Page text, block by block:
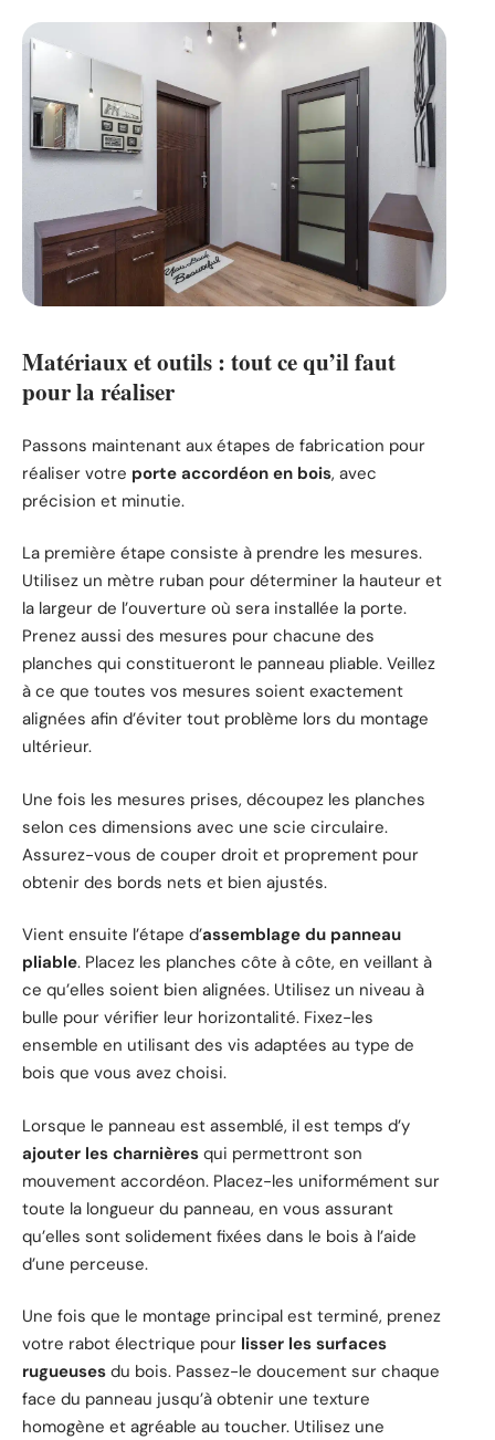
Matériaux et outils : tout ce qu’il faut
pour la réaliser
Passons maintenant aux étapes de fabrication pour
réaliser votre porte accordéon en bois, avec
précision et minutie.
La première étape consiste à prendre les mesures.
Utilisez un mètre ruban pour déterminer la hauteur et
la largeur de l’ouverture où sera installée la porte.
Prenez aussi des mesures pour chacune des
planches qui constitueront le panneau pliable. Veillez
à ce que toutes vos mesures soient exactement
alignées afin d’éviter tout problème lors du montage
ultérieur.
Une fois les mesures prises, découpez les planches
selon ces dimensions avec une scie circulaire.
Assurez-vous de couper droit et proprement pour
obtenir des bords nets et bien ajustés.
Vient ensuite l’étape d’assemblage du panneau
pliable. Placez les planches côte à côte, en veillant à
ce qu’elles soient bien alignées. Utilisez un niveau à
bulle pour vérifier leur horizontalité. Fixez-les
ensemble en utilisant des vis adaptées au type de
bois que vous avez choisi.
Lorsque le panneau est assemblé, il est temps d’y
ajouter les charnières qui permettront son
mouvement accordéon. Placez-les uniformément sur
toute la longueur du panneau, en vous assurant
qu’elles sont solidement fixées dans le bois à l’aide
d’une perceuse.
Une fois que le montage principal est terminé, prenez
votre rabot électrique pour lisser les surfaces
rugueuses du bois. Passez-le doucement sur chaque
face du panneau jusqu’à obtenir une texture
homogène et agréable au toucher. Utilisez une